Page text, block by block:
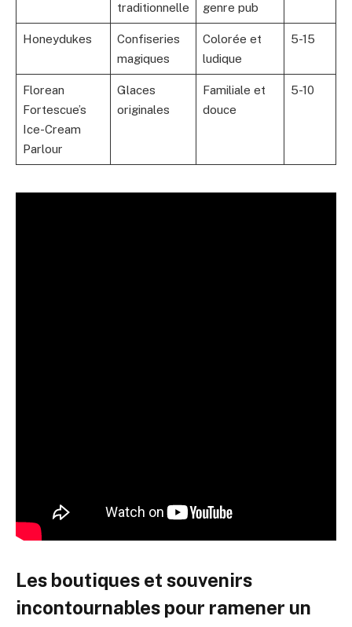
traditionnelle
genre pub
Honeydukes
Confiseries
magiques
Colorée et
ludique
5-15
Florean
Fortescue’s
Ice-Cream
Parlour
Glaces
originales
Familiale et
douce
5-10
Les boutiques et souvenirs
incontournables pour ramener un